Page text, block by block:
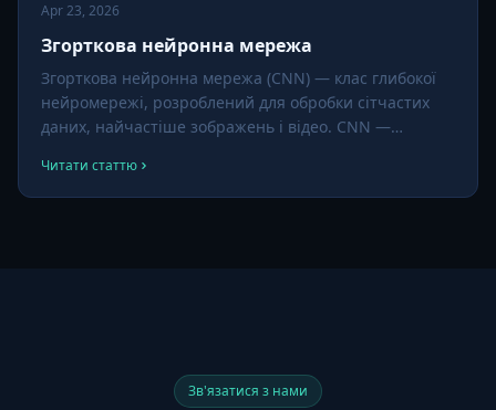
Apr 23, 2026
Згорткова нейронна мережа
Згорткова нейронна мережа (CNN) — клас глибокої
нейромережі, розроблений для обробки сітчастих
даних, найчастіше зображень і відео. CNN —
читанням номерів, детекцією об'єктів і практично
всіма сучасними задачами комп'ютерного зору.
Читати статтю
Зв'язатися з нами